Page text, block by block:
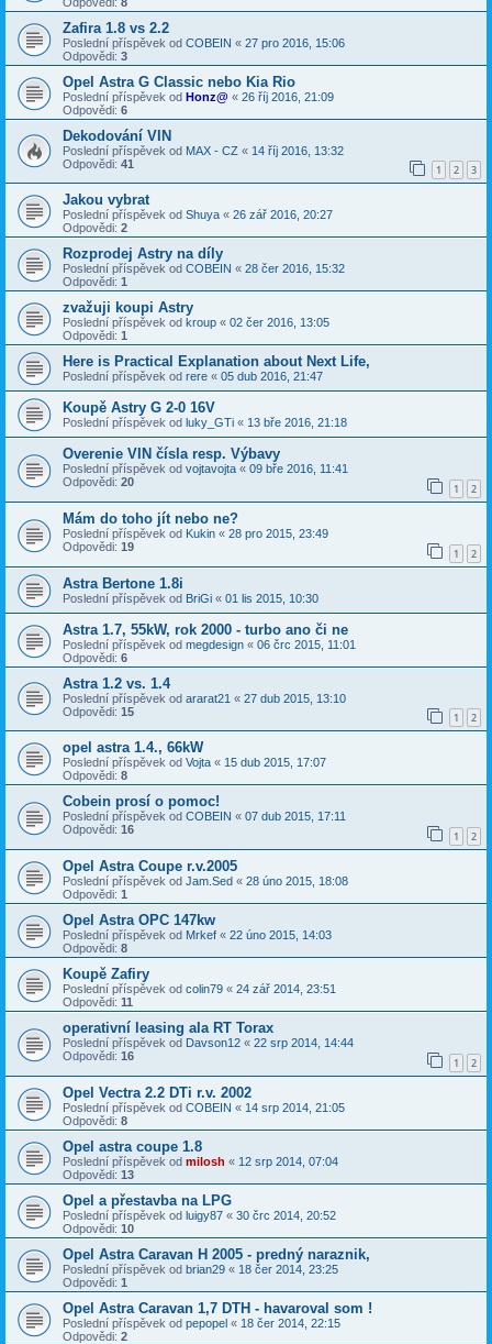
Zafira 1.8 vs 2.2
Poslední příspěvek od COBEIN « 27 pro 2016, 15:06
Odpovědi: 3
Opel Astra G Classic nebo Kia Rio
Poslední příspěvek od Honz@ « 26 říj 2016, 21:09
Odpovědi: 6
Dekodování VIN
Poslední příspěvek od MAX - CZ « 14 říj 2016, 13:32
Odpovědi: 41 1 2 3
Jakou vybrat
Poslední příspěvek od Shuya « 26 zář 2016, 20:27
Odpovědi: 2
Rozprodej Astry na díly
Poslední příspěvek od COBEIN « 28 čer 2016, 15:32
Odpovědi: 1
zvažuji koupi Astry
Poslední příspěvek od kroup « 02 čer 2016, 13:05
Odpovědi: 1
Here is Practical Explanation about Next Life,
Poslední příspěvek od rere « 05 dub 2016, 21:47
Koupě Astry G 2-0 16V
Poslední příspěvek od luky_GTi « 13 bře 2016, 21:18
Overenie VIN čísla resp. Výbavy
Poslední příspěvek od vojtavojta « 09 bře 2016, 11:41
Odpovědi: 20 1 2
Mám do toho jít nebo ne?
Poslední příspěvek od Kukin « 28 pro 2015, 23:49
Odpovědi: 19 1 2
Astra Bertone 1.8i
Poslední příspěvek od BriGi « 01 lis 2015, 10:30
Astra 1.7, 55kW, rok 2000 - turbo ano či ne
Poslední příspěvek od megdesign « 06 črc 2015, 11:01
Odpovědi: 6
Astra 1.2 vs. 1.4
Poslední příspěvek od ararat21 « 27 dub 2015, 13:10
Odpovědi: 15 1 2
opel astra 1.4., 66kW
Poslední příspěvek od Vojta « 15 dub 2015, 17:07
Odpovědi: 8
Cobein prosí o pomoc!
Poslední příspěvek od COBEIN « 07 dub 2015, 17:11
Odpovědi: 16 1 2
Opel Astra Coupe r.v.2005
Poslední příspěvek od Jam.Sed « 28 úno 2015, 18:08
Odpovědi: 1
Opel Astra OPC 147kw
Poslední příspěvek od Mrkef « 22 úno 2015, 14:03
Odpovědi: 8
Koupě Zafiry
Poslední příspěvek od colin79 « 24 zář 2014, 23:51
Odpovědi: 11
operativní leasing ala RT Torax
Poslední příspěvek od Davson12 « 22 srp 2014, 14:44
Odpovědi: 16 1 2
Opel Vectra 2.2 DTi r.v. 2002
Poslední příspěvek od COBEIN « 14 srp 2014, 21:05
Odpovědi: 8
Opel astra coupe 1.8
Poslední příspěvek od milosh « 12 srp 2014, 07:04
Odpovědi: 13
Opel a přestavba na LPG
Poslední příspěvek od luigy87 « 30 črc 2014, 20:52
Odpovědi: 10
Opel Astra Caravan H 2005 - predný naraznik,
Poslední příspěvek od brian29 « 18 čer 2014, 23:25
Odpovědi: 1
Opel Astra Caravan 1,7 DTH - havaroval som !
Poslední příspěvek od pepopel « 18 čer 2014, 22:15
Odpovědi: 2